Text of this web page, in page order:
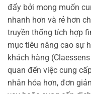
đẩy bởi mong muốn
nhanh hơn và rẻ hơn
truyền thống tích hợp
mục tiêu nâng cao sự
khách hàng
quan đến việc cung
nhân hóa hơn, đơn